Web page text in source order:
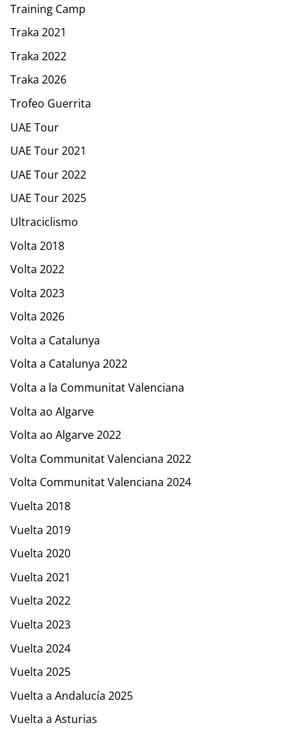
Training Camp
Traka 2021
Traka 2022
Traka 2026
Trofeo Guerrita
UAE Tour
UAE Tour 2021
UAE Tour 2022
UAE Tour 2025
Ultraciclismo
Volta 2018
Volta 2022
Volta 2023
Volta 2026
Volta a Catalunya
Volta a Catalunya 2022
Volta a la Communitat Valenciana
Volta ao Algarve
Volta ao Algarve 2022
Volta Communitat Valenciana 2022
Volta Communitat Valenciana 2024
Vuelta 2018
Vuelta 2019
Vuelta 2020
Vuelta 2021
Vuelta 2022
Vuelta 2023
Vuelta 2024
Vuelta 2025
Vuelta a Andalucía 2025
Vuelta a Asturias